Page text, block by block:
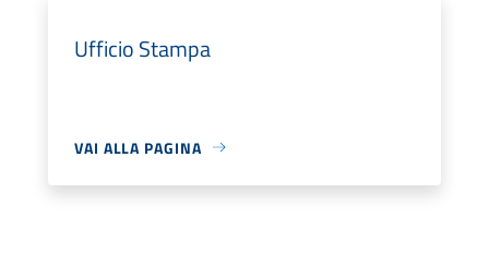
Ufficio Stampa
VAI ALLA PAGINA